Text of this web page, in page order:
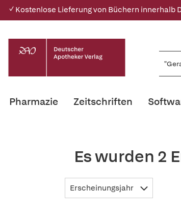
✓ Kostenlose Lieferung von Büchern innerhalb
Pharmazie Zeitschriften
Es wurden 2
Erscheinungsjahr